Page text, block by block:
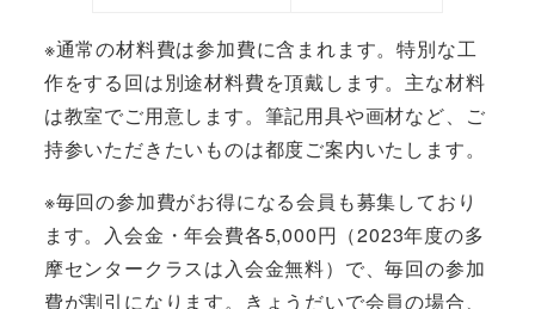
※通常の材料費は参加費に含まれます。特別な工
作をする回は別途材料費を頂戴します。主な材料
は教室でご用意します。筆記用具や画材など、ご
持参いただきたいものは都度ご案内いたします。
※毎回の参加費がお得になる会員も募集しており
ます。入会金・年会費各5,000円（2023年度の多
摩センタークラスは入会金無料）で、毎回の参加
費が割引になります。きょうだいで会員の場合、